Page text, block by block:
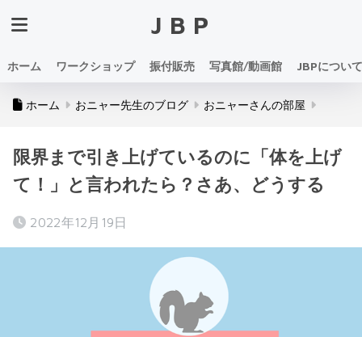
JBP
ホーム ワークショップ 振付販売 写真館/動画館 JBPについて
ホーム おニャー先生のブログ おニャーさんの部屋
限界まで引き上げているのに「体を上げ
て！」と言われたら？さあ、どうする
2022年12月19日